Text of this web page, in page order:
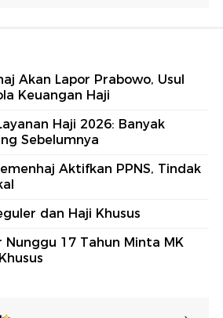
Akan Lapor Prabowo, Usul
Keuangan Haji
Haji 2026: Banyak
Sebelumnya
Aktifkan PPNS, Tindak
dan Haji Khusus
Nunggu 17 Tahun Minta MK